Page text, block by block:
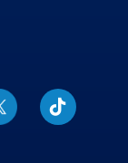
T
i
k